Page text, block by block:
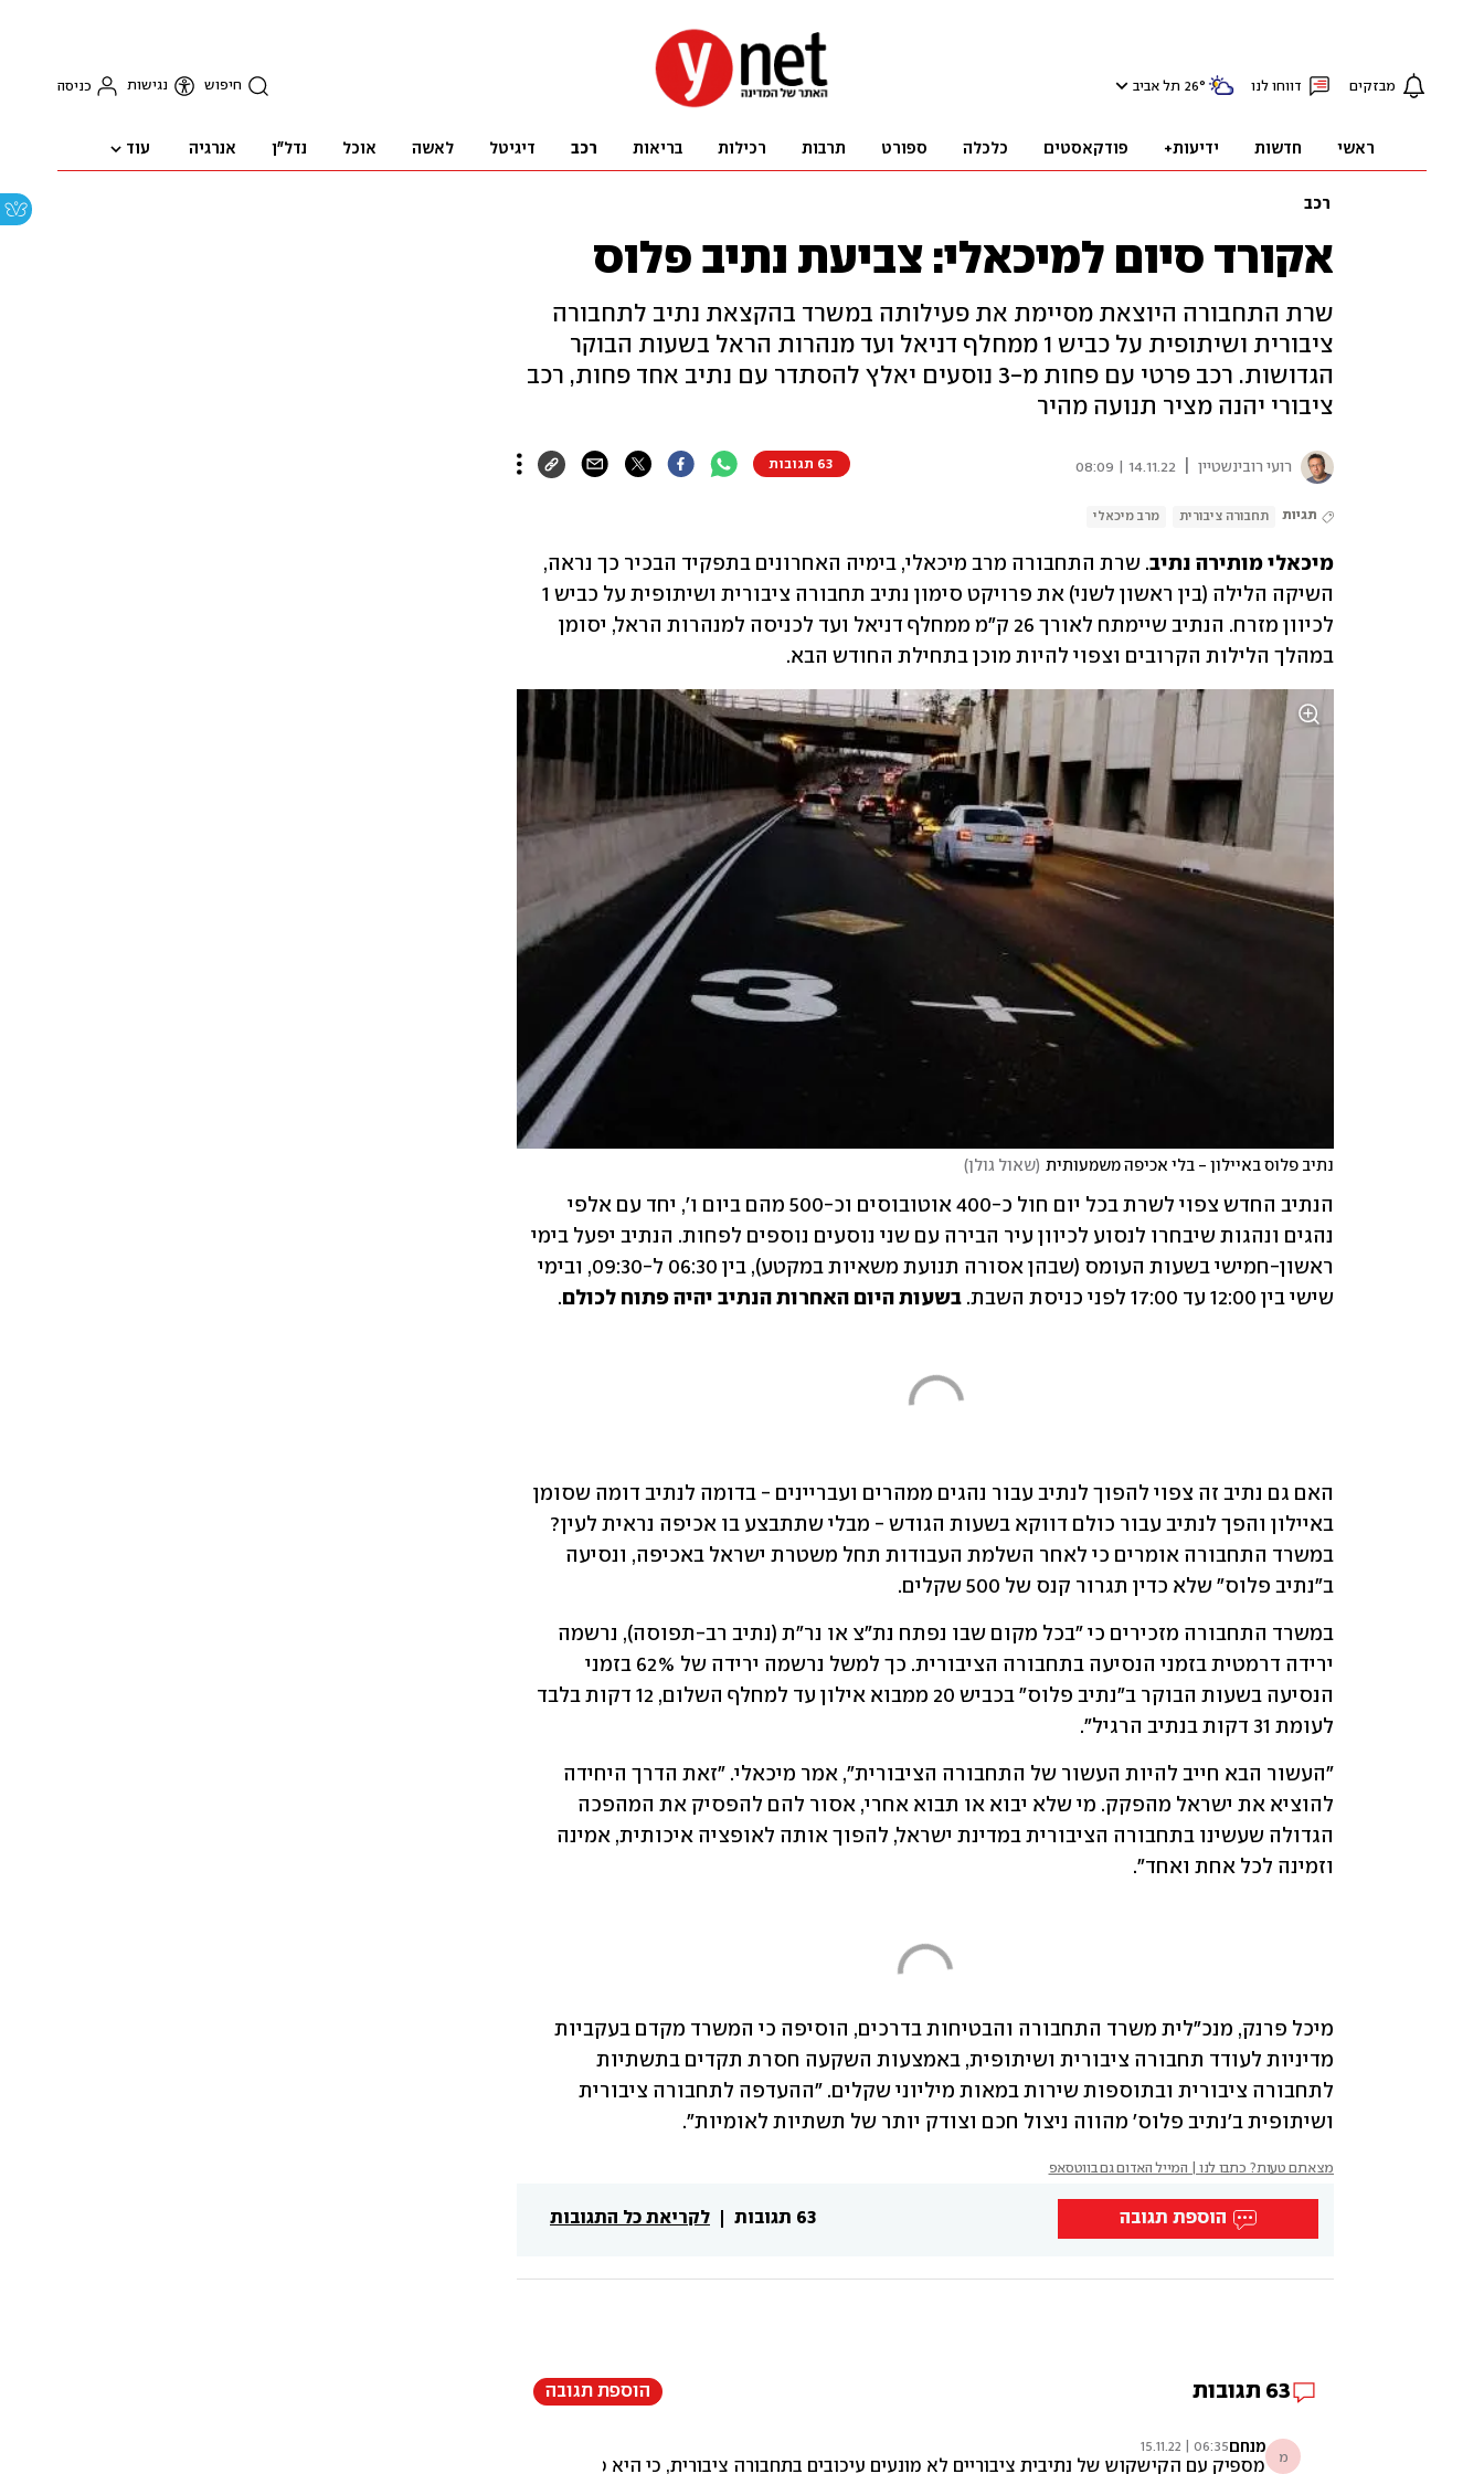
מבזקים דווחו לנו 26° תל אביב חיפוש נגישות כניסה
ראשי חדשות ידיעות+ פודקאסטים כלכלה ספורט תרבות רכילות בריאות רכב דיגיטל לאשה אוכל נדל"ן אנרגיה עוד
רכב
אקורד סיום למיכאלי: צביעת נתיב פלוס
שרת התחבורה היוצאת מסיימת את פעילותה במשרד בהקצאת נתיב לתחבורה
ציבורית ושיתופית על כביש 1 ממחלף דניאל ועד מנהרות הראל בשעות הבוקר
הגדושות. רכב פרטי עם פחות מ-3 נוסעים יאלץ להסתדר עם נתיב אחד פחות, רכב
ציבורי יהנה מציר תנועה מהיר
רועי רובינשטיין 14.11.22 | 08:09 63 תגובות
תגיות תחבורה ציבורית מרב מיכאלי
מיכאלי מותירה נתיב
במהלך הלילות הקרובים וצפוי להיות מוכן בתחילת החודש הבא.
נתיב פלוס באיילון - בלי אכיפה משמעותית (שאול גולן)
שישי בין 12:00 עד 17:00 לפני כניסת השבת.
בשעות היום האחרות הנתיב יהיה פתוח לכולם.
ב"נתיב פלוס" שלא כדין תגרור קנס של 500 שקלים.
לעומת 31 דקות בנתיב הרגיל״.
וזמינה לכל אחת ואחד״.
ושיתופית ב'נתיב פלוס' מהווה ניצול חכם וצודק יותר של תשתיות לאומיות".
מצאתם טעות? כתבו לנו | המייל האדום גם בווטסאפ
לקריאת כל התגובות 63 תגובות הוספת תגובה
63 תגובות הוספת תגובה
מ מנחם06:35 | 15.11.22
מספיק עם הקישקוש של נתיבית ציבוריים לא מונעים עיכובים בתחבורה ציבורית, כי היא פיקציה. כול עוד השדרה העיקרית לא תהיה רכבת יעילה לכול מקום בכול צורה, לא תהיה תחבורה ציבורית יעילה ונתצ"ים רק